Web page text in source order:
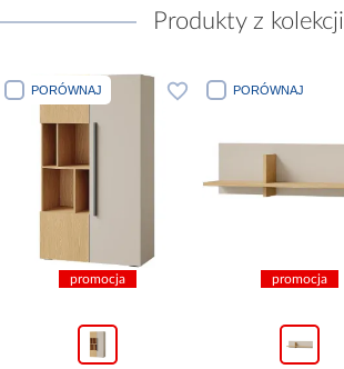
Produkty z kolekcji
PORÓWNAJ
promocja
PORÓWNAJ
promocja